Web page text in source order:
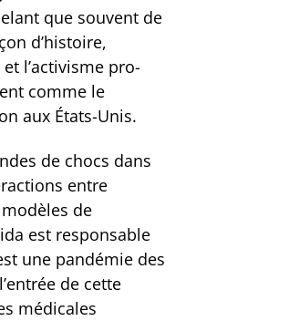
que souvent de
d’histoire,
l’activisme pro-
comme le
aux États-Unis.
de chocs dans
entre
de
est responsable
une pandémie des
de cette
médicales